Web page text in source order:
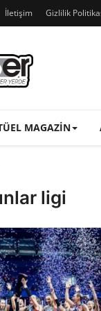
İletişim Gizlilik
MAGAZIN
ligi